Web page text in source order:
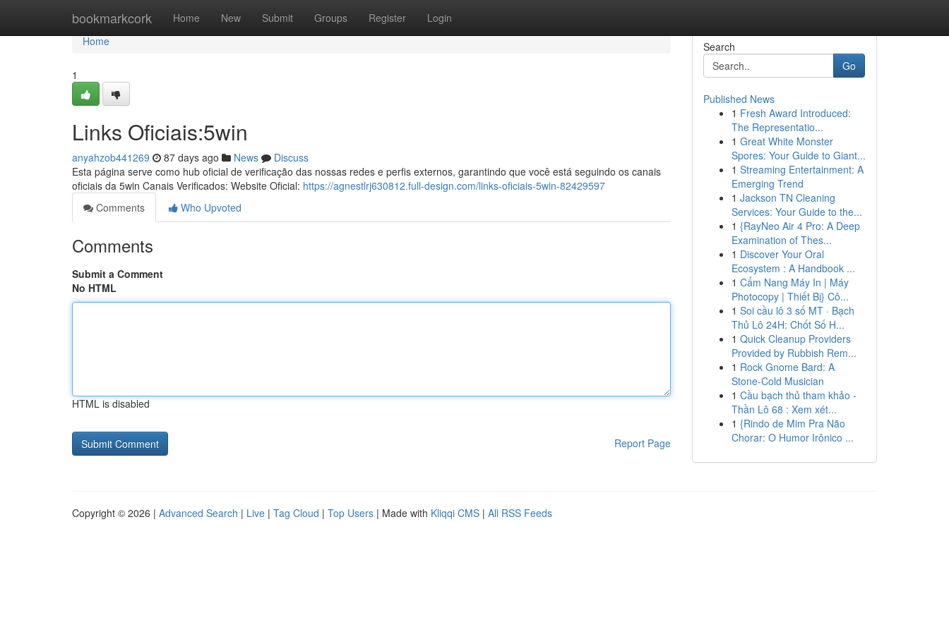
bookmarkcork Home New Submit Groups Register Login
Home
Home
1
Links Oficiais:5win
anyahzob441269 87 days ago News
Discuss
Esta página serve como hub oficial de verificação das nossas redes e perfis externos, garantindo que você está seguindo os canais
oficiais da 5win Canais Verificados: Website Oficial: https://agnestlrj630812.full-design.com/links-oficiais-5win-82429597
Comments
Who Upvoted
Comments
Submit a Comment
No HTML
HTML is disabled
Report Page
Search
Go
Published News
1 Fresh Award Introduced:
The Representatio...
1 Great White Monster
Spores: Your Guide to Giant...
1 Streaming Entertainment: A
Emerging Trend
1 Jackson TN Cleaning
Services: Your Guide to the...
1 {RayNeo Air 4 Pro: A Deep
Examination of Thes...
1 Discover Your Oral
Ecosystem : A Handbook ...
1 Cẩm Nang Máy In | Máy
Photocopy | Thiết Bị} Cô...
1 Soi cầu lô 3 số MT · Bạch
Thủ Lô 24H: Chốt Số H...
1 Quick Cleanup Providers
Provided by Rubbish Rem...
1 Rock Gnome Bard: A
Stone-Cold Musician
1 Cầu bạch thủ tham khảo -
Thần Lô 68 : Xem xét...
1 {Rindo de Mim Pra Não
Chorar: O Humor Irônico ...
Copyright © 2026 | Advanced Search | Live | Tag Cloud | Top Users | Made with Kliqqi CMS | All RSS Feeds